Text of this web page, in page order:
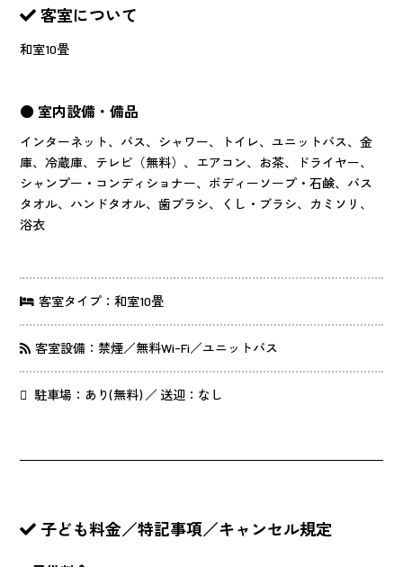
客室について
和室10畳
● 室内設備・備品
インターネット、バス、シャワー、トイレ、ユニットバス、金
庫、冷蔵庫、テレビ（無料）、エアコン、お茶、ドライヤー、
シャンプー・コンディショナー、ボディーソープ・石鹸、バス
タオル、ハンドタオル、歯ブラシ、くし・ブラシ、カミソリ、
浴衣
客室タイプ：和室10畳
客室設備：禁煙／無料Wi-Fi／ユニットバス
駐車場：あり(無料) ／ 送迎：なし
子ども料金／特記事項／キャンセル規定